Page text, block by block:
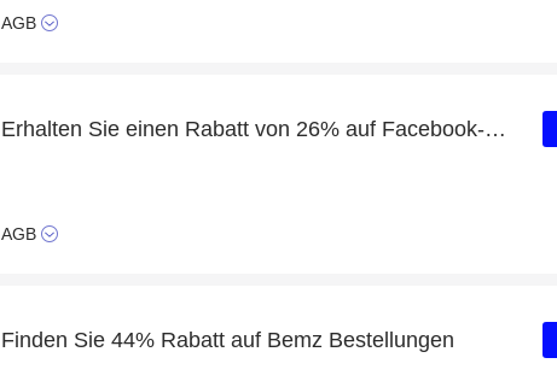
AGB
Erhalten Sie einen Rabatt von 26% auf Facebook-Likes
AGB
Finden Sie 44% Rabatt auf Bemz Bestellungen